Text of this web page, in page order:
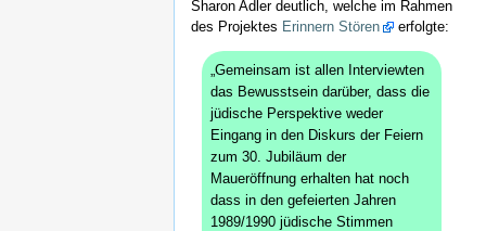
Sharon Adler deutlich, welche im Rahmen
des Projektes Erinnern Stören erfolgte:
„Gemeinsam ist allen Interviewten
das Bewusstsein darüber, dass die
jüdische Perspektive weder
Eingang in den Diskurs der Feiern
zum 30. Jubiläum der
Maueröffnung erhalten hat noch
dass in den gefeierten Jahren
1989/1990 jüdische Stimmen